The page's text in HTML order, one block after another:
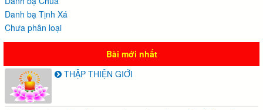
Danh bạ Tịnh Xá
Chưa phân loại
Bài mới nhất
THẬP THIỆN GIỚI